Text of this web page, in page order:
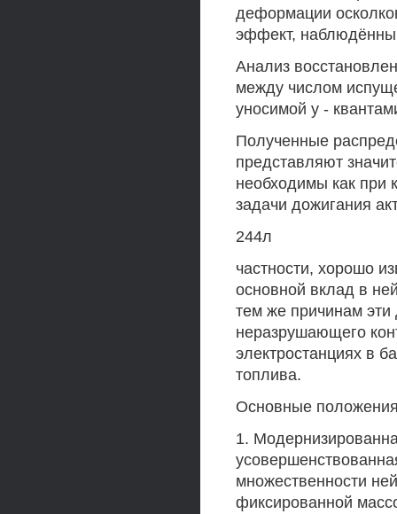
деформации
эффект,
Анализ
между числом
уносимой у -
Полученные
представляют
необходимы как при
задачи дожигания
244л
частности, хорошо
основной вклад в
тем же причинам
неразрушающего
электростанциях в
топлива.
Основные
1.
множественности
фиксированной